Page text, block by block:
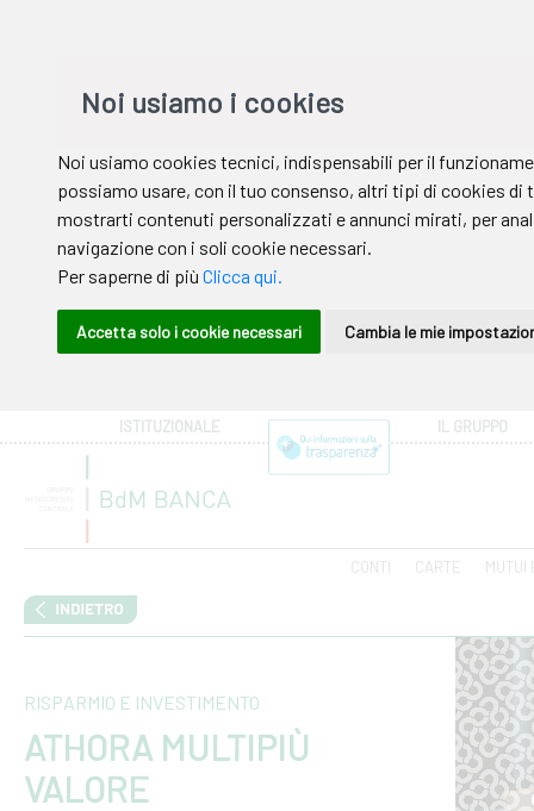
ISTITUZIONALE IL GRUPPO
CONTI CARTE MUTUI
RISPARMIO E INVESTIMENTO
ATHORA MULTIPIÙ
VALORE